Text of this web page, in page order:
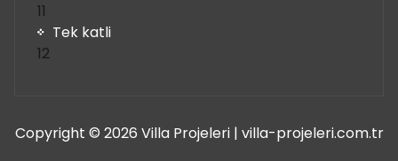
11
ürün
Tek katli
1212
Copyright © 2026 Villa Projeleri | villa-projeleri.com.tr